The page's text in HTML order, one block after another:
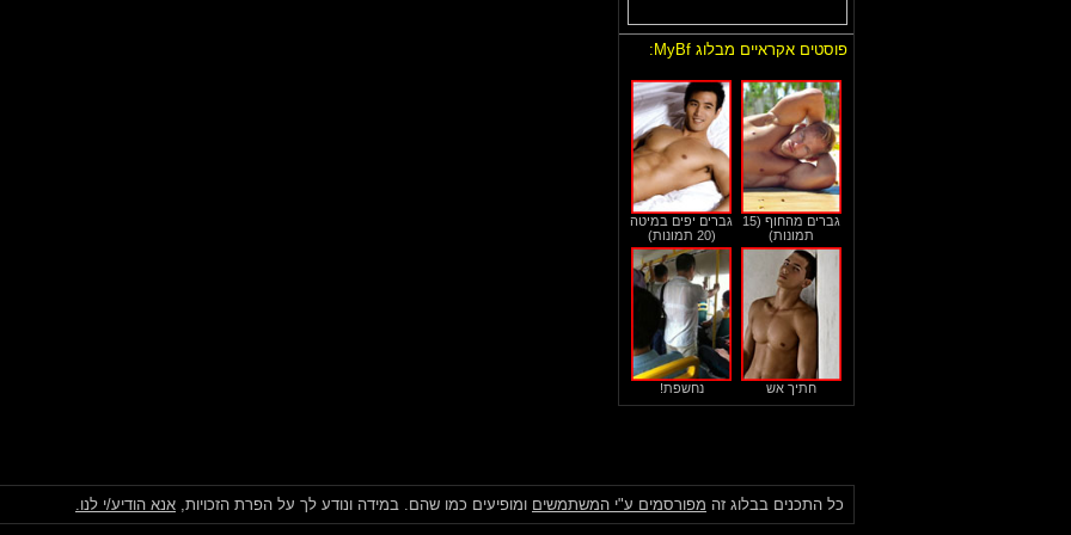
פוסטים אקראיים מבלוג MyBf:
גברים מהחוף (15
תמונות)
גברים יפים במיטה
(20 תמונות)
חתיך אש נחשפת!
כל התכנים בבלוג זה מפורסמים ע"י המשתמשים ומופיעים כמו שהם. במידה ונודע לך על הפרת הזכויות, אנא הודיע/י לנו.